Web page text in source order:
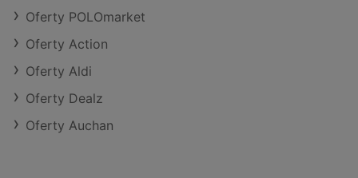
Oferty POLOmarket
Oferty Action
Oferty Aldi
Oferty Dealz
Oferty Auchan